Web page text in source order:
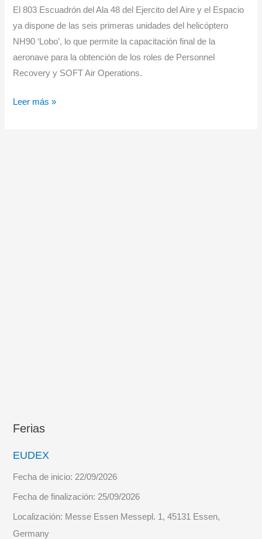
El 803 Escuadrón del Ala 48 del Ejercito del Aire y el Espacio
ya dispone de las seis primeras unidades del helicóptero
NH90 ‘Lobo’, lo que permite la capacitación final de la
aeronave para la obtención de los roles de Personnel
Recovery y SOFT Air Operations.
NH-
Leer más »
Ferias
EUDEX
Fecha de inicio: 22/09/2026
Fecha de finalización: 25/09/2026
Localización: Messe Essen Messepl. 1, 45131 Essen,
Germany